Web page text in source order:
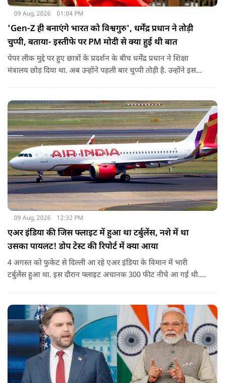
09 Aug, 2026 01:04 PM
'Gen-Z ही बनाएंगे भारत को विश्वगुरु', धर्मेंद्र प्रधान ने तोड़ी
चुप्पी, बताया- इस्तीफे पर PM मोदी से क्या हुई थी बात
पेपर लीक मुद्दे पर हुए छात्रों के प्रदर्शन के बीच धर्मेंद्र प्रधान ने शिक्षा
मंत्रालय छोड़ दिया था. अब उन्होंने पहली बार चुप्पी तोड़ी है. उन्होंने इस
09 Aug, 2026 12:32 PM
एअर इंडिया की जिस फ्लाइट में हुआ था टर्बुलेंस, नशे में था
उसका पायलट! डोप टेस्ट की रिपोर्ट में क्या आया
4 अगस्त को फुकेट से दिल्ली आ रहे एअर इंडिया के विमान में भारी
टर्बुलेंस हुआ था. इस दौरान फ्लाइट अचानक 300 फीट नीचे आ गई थी.